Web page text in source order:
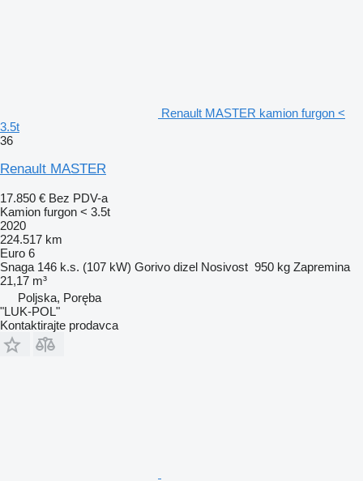
Renault MASTER kamion furgon <
3.5t
36
Renault MASTER
17.850 € Bez PDV-a
Kamion furgon < 3.5t
2020
224.517 km
Euro 6
Snaga 146 k.s. (107 kW) Gorivo dizel Nosivost 950 kg Zapremina
21,17 m³
Poljska, Poręba
"LUK-POL"
Kontaktirajte prodavca